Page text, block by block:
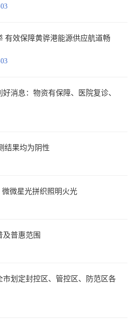
有效保障黄骅港能源供应航道畅
消息：物资有保障、医院复诊、
结果均为阴性
微微星光拼织照明火光
普惠范围
市划定封控区、管控区、防范区各